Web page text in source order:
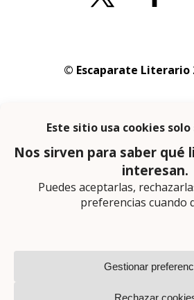
© Escaparate Literario
privacidad
En calidad de afiliado de
ingresos por las compras